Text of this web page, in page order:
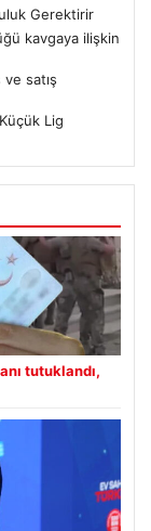
Gerektirir
kavgaya ilişkin
satış
Lig
tutuklandı,